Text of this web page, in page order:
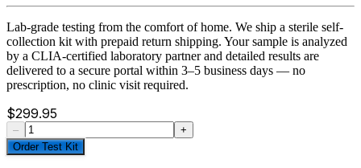
Lab-grade testing from the comfort of home. We ship a sterile self-
collection kit with prepaid return shipping. Your sample is analyzed
by a CLIA-certified laboratory partner and detailed results are
delivered to a secure portal within 3–5 business days — no
prescription, no clinic visit required.
$299.95
–
+
Order Test Kit